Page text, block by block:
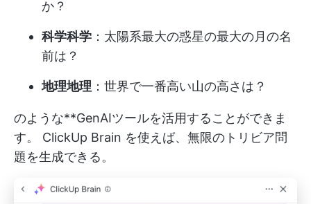
か？
科学科学 ：太陽系最大の惑星の最大の月の名
前は？
地理地理 ：世界で一番高い山の高さは？
のような**GenAIツールを活用することができま
す。 ClickUp Brain を使えば、無限のトリビア問
題を生成できる。